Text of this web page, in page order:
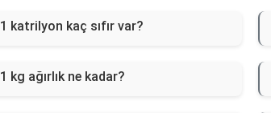
1 katrilyon kaç sıfır var?
1 kg ağırlık ne kadar?